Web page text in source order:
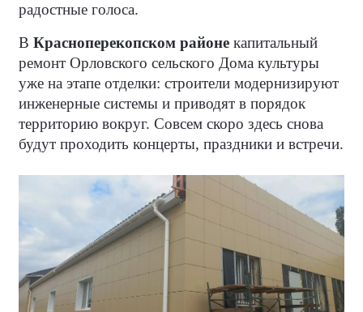
радостные голоса.
В Красноперекопском районе капитальный
ремонт Орловского сельского Дома культуры
уже на этапе отделки: строители модернизируют
инженерные системы и приводят в порядок
территорию вокруг. Совсем скоро здесь снова
будут проходить концерты, праздники и встречи.